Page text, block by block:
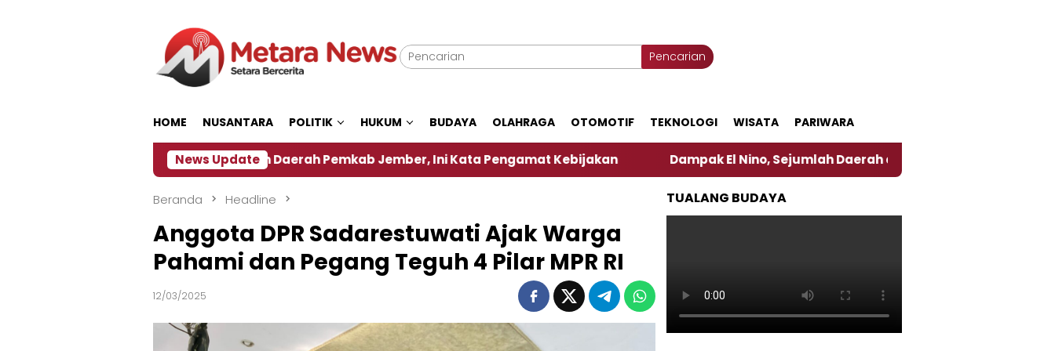
Pencarian
HOME NUSANTARA POLITIK HUKUM BUDAYA OLAHRAGA OTOMOTIF TEKNOLOGI WISATA PARIWARA
News Update
‎Soal Rencana Pinjaman Daerah Pemkab Jember, Ini Kata Pengamat Kebijakan ‎ Dampak El Nino, Sejumlah Daerah di Jember Alami Krisi Air
Beranda Headline
Anggota DPR Sadarestuwati Ajak Warga
Pahami dan Pegang Teguh 4 Pilar MPR RI
12/03/2025
TUALANG BUDAYA